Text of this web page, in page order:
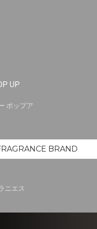
UP
ポップア
BRAND
ニエス